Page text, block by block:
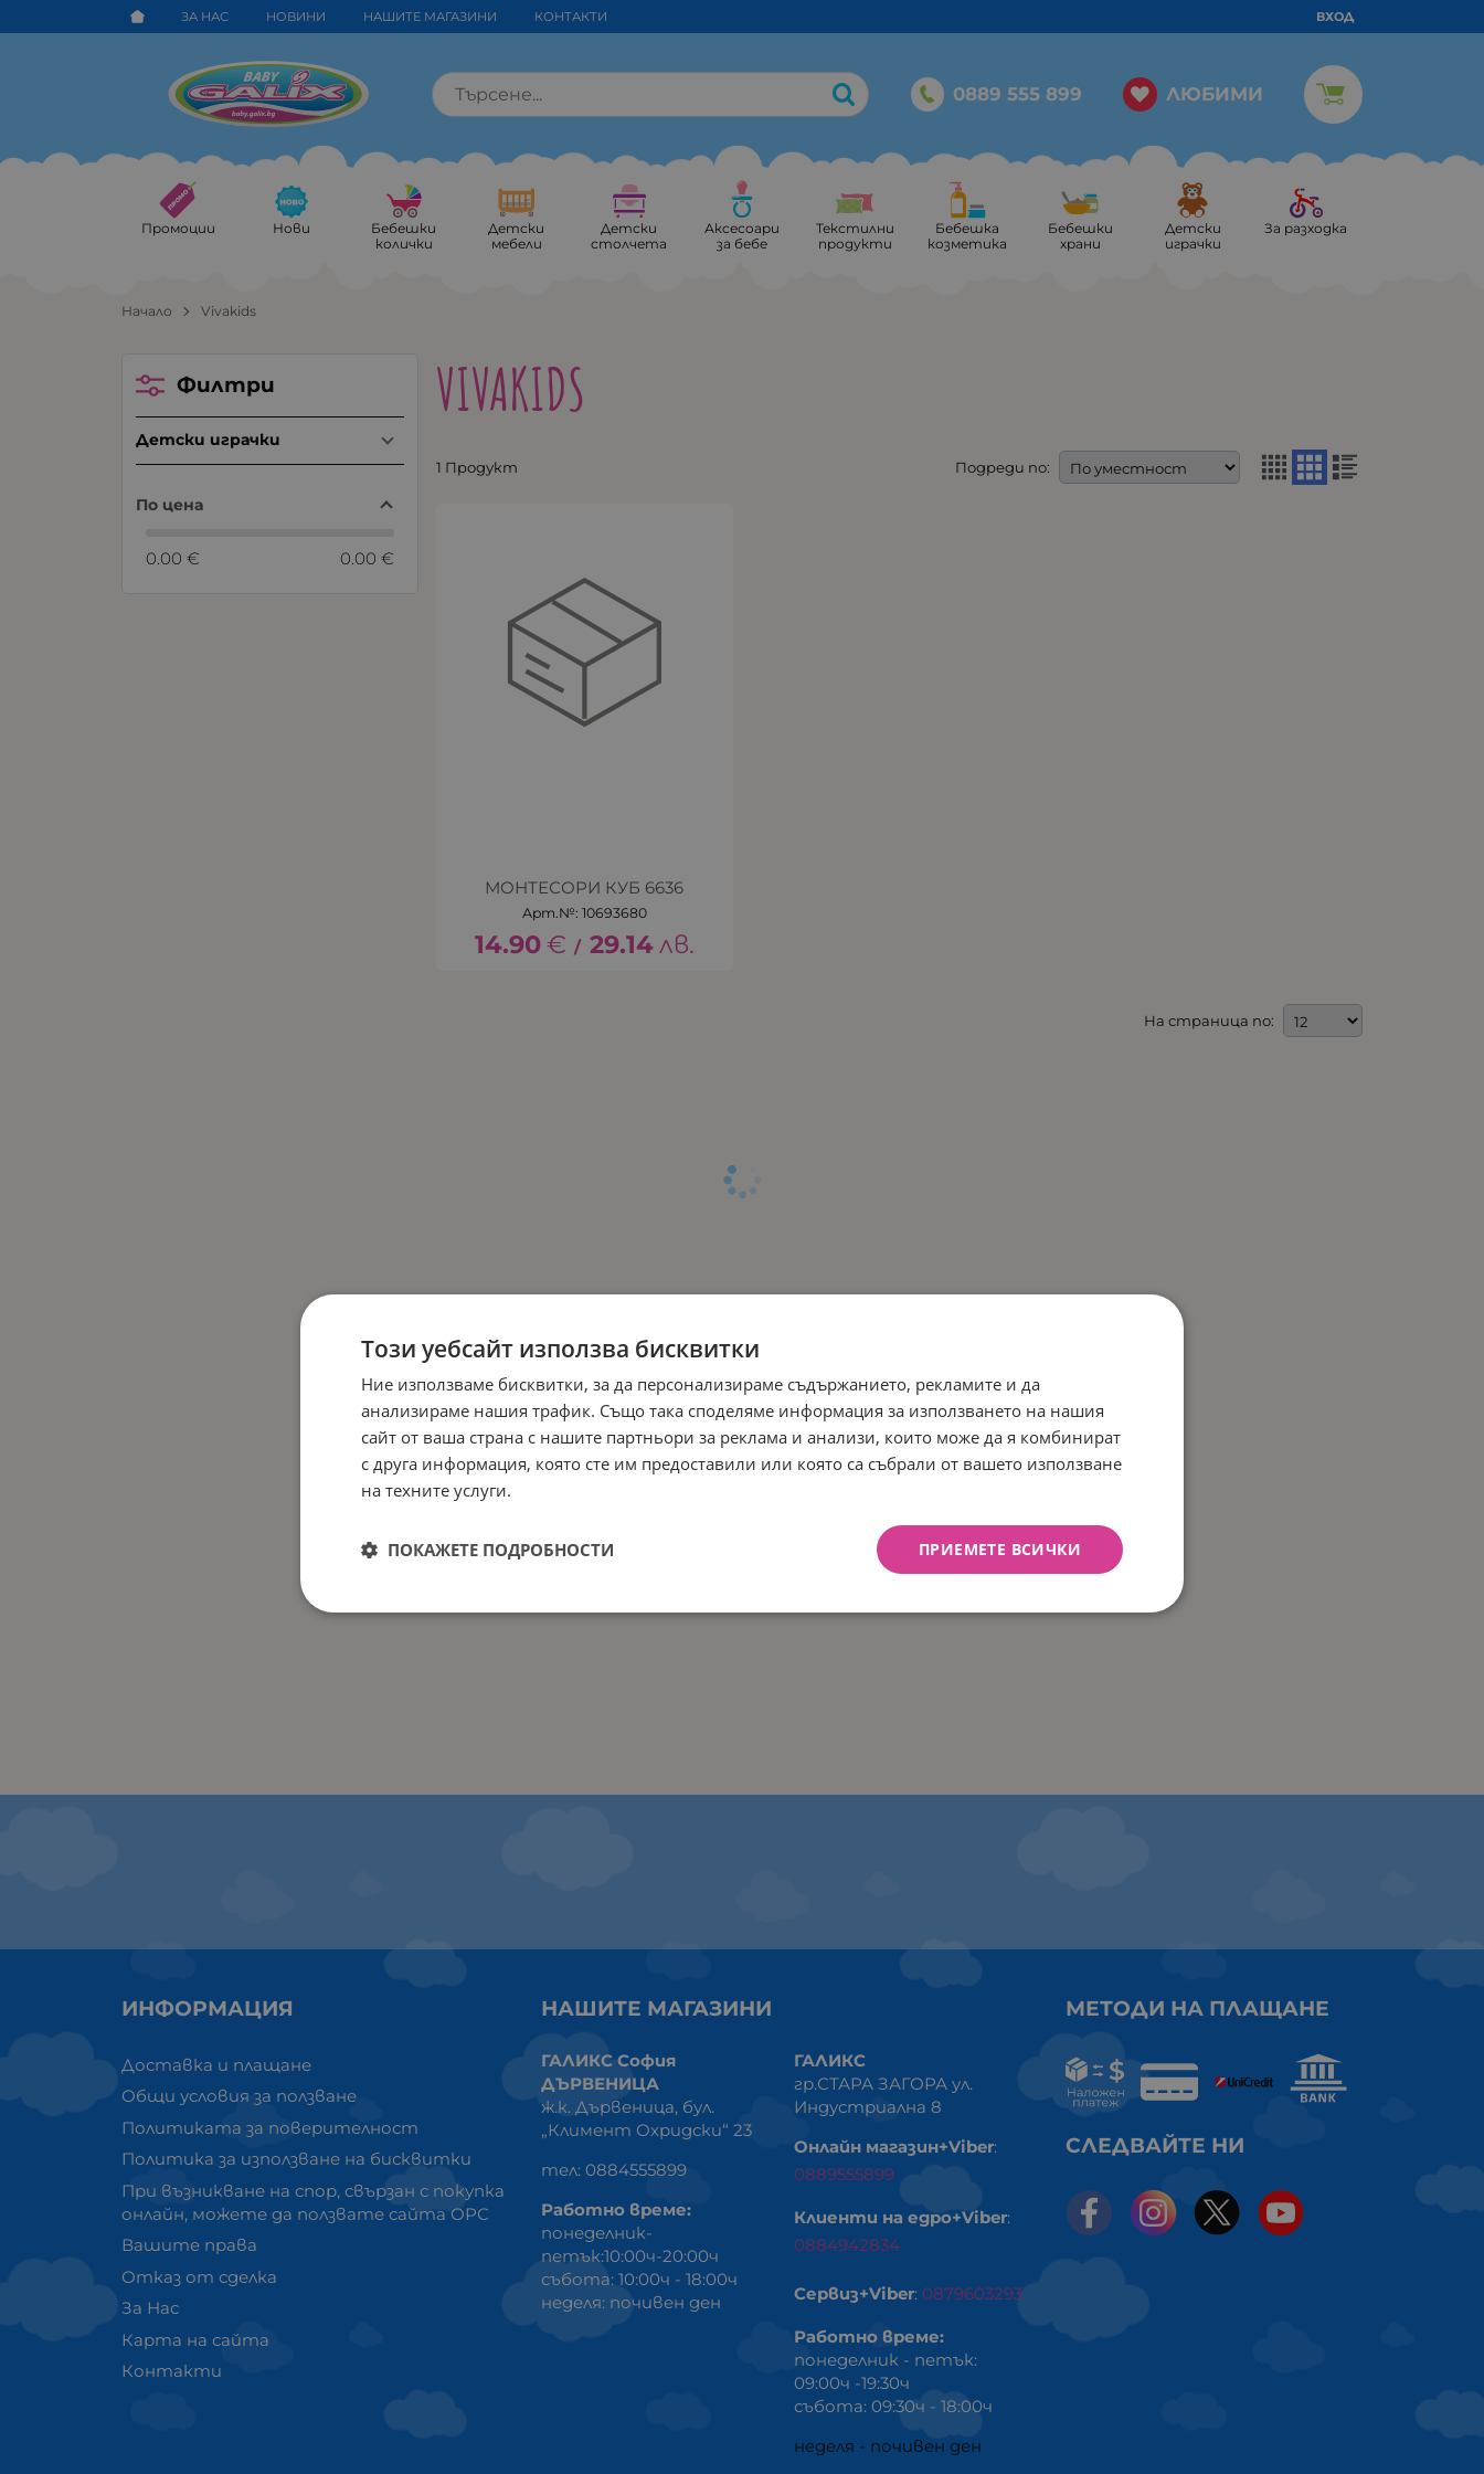
ЗА НАС НОВИНИ НАШИТЕ МАГАЗИНИ КОНТАКТИ ВХОД
0889 555 899 ЛЮБИМИ
Промоции Нови
Бебешки
колички
Детски
мебели
Детски
столчета
Аксесоари
за бебе
Текстилни
продукти
Бебешка
козметика
Бебешки
храни
Детски
играчки
За разходка
Начало Vivakids
VIVAKIDS
1 Продукт Подреди по:
МОНТЕСОРИ КУБ 6636
Арт.№: 10693680
14.90€ / 29.14лв.
На страница по:
Филтри
Детски играчки
По цена
0.00 € 0.00 €
ИНФОРМАЦИЯ
Доставка и плащане
Общи условия за ползване
Политиката за поверителност
Политика за използване на бисквитки
При възникване на спор, свързан с покупка
онлайн, можете да ползвате сайта ОРС
Вашите права
Отказ от сделка
За Нас
Карта на сайта
Контакти
НАШИТЕ МАГАЗИНИ
ГАЛИКС София
ДЪРВЕНИЦА
ж.к. Дървеница, бул.
„Климент Охридски“ 23
тел: 0884555899
Работно време:
понеделник-
петък:10:00ч-20:00ч
събота: 10:00ч - 18:00ч
неделя: почивен ден
ГАЛИКС
гр.СТАРА ЗАГОРА ул.
Индустриална 8
Онлайн магазин+Viber:
0889555899
Клиенти на едро+Viber:
0884942834
Сервиз+Viber: 0879603293
Работно време:
понеделник - петък:
09:00ч -19:30ч
събота: 09:30ч - 18:00ч
неделя - почивен ден
МЕТОДИ НА ПЛАЩАНЕ
СЛЕДВАЙТЕ НИ
Този уебсайт използва бисквитки
Ние използваме бисквитки, за да персонализираме съдържанието, рекламите и да
анализираме нашия трафик. Също така споделяме информация за използването на нашия
сайт от ваша страна с нашите партньори за реклама и анализи, които може да я комбинират
с друга информация, която сте им предоставили или която са събрали от вашето използване
на техните услуги.
ПРИЕМЕТЕ ВСИЧКИ
ПОКАЖЕТЕ ПОДРОБНОСТИ